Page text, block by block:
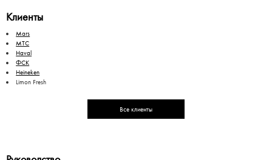
Клиенты
Mars
МТС
Haval
ФСК
Heineken
Limon Fresh
Все клиенты